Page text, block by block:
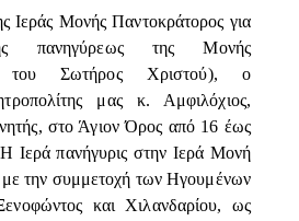
Ιεράς Μονής Παντοκράτορος για
πανηγύρεως της Μονής
του Σωτήρος Χριστού), ο
μας κ. Αμφιλόχιος,
στο Άγιον Όρος από 16 έως
Ιερά πανήγυρις στην Ιερά Μονή
την συμμετοχή των Ηγουμένων
και Χιλανδαρίου, ως